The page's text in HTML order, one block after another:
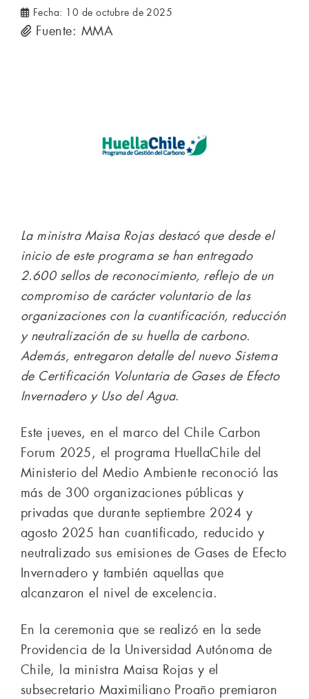
Fecha: 10 de octubre de 2025
Fuente: MMA
La ministra Maisa Rojas destacó que desde el
inicio de este programa se han entregado
2.600 sellos de reconocimiento, reflejo de un
compromiso de carácter voluntario de las
organizaciones con la cuantificación, reducción
y neutralización de su huella de carbono.
Además, entregaron detalle del nuevo Sistema
de Certificación Voluntaria de Gases de Efecto
Invernadero y Uso del Agua.
Este jueves, en el marco del Chile Carbon
Forum 2025, el programa HuellaChile del
Ministerio del Medio Ambiente reconoció las
más de 300 organizaciones públicas y
privadas que durante septiembre 2024 y
agosto 2025 han cuantificado, reducido y
neutralizado sus emisiones de Gases de Efecto
Invernadero y también aquellas que
alcanzaron el nivel de excelencia.
En la ceremonia que se realizó en la sede
Providencia de la Universidad Autónoma de
Chile, la ministra Maisa Rojas y el
subsecretario Maximiliano Proaño premiaron